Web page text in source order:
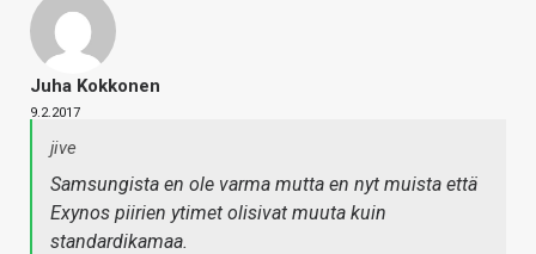
Juha Kokkonen
9.2.2017
jive
Samsungista en ole varma mutta en nyt muista että
Exynos piirien ytimet olisivat muuta kuin
standardikamaa.